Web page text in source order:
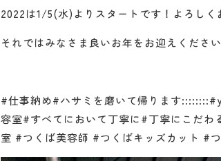
2022は1/5(水)よりスタートです！よろしく
それではみなさま良いお年をお迎えください
#仕事納め#ハサミを磨いて帰ります
容室#すべてにおいて丁寧に#丁寧にこだ
室 #つくば美容師 #つくばキッズカット #